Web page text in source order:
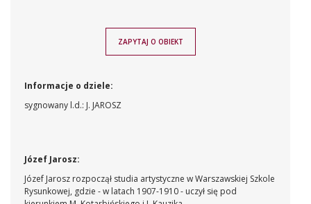
ZAPYTAJ O OBIEKT
Informacje o dziele:
sygnowany l.d.: J. JAROSZ
Józef Jarosz:
Józef Jarosz rozpoczął studia artystyczne w Warszawskiej Szkole
Rysunkowej, gdzie - w latach 1907-1910 - uczył się pod